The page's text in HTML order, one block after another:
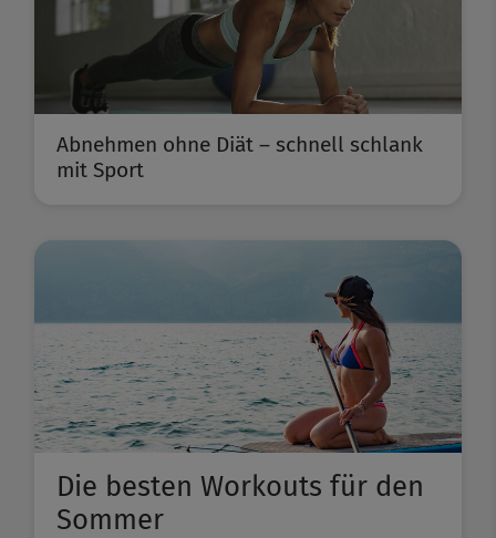
Abnehmen ohne Diät – schnell schlank
mit Sport
Die besten Workouts für den
Sommer